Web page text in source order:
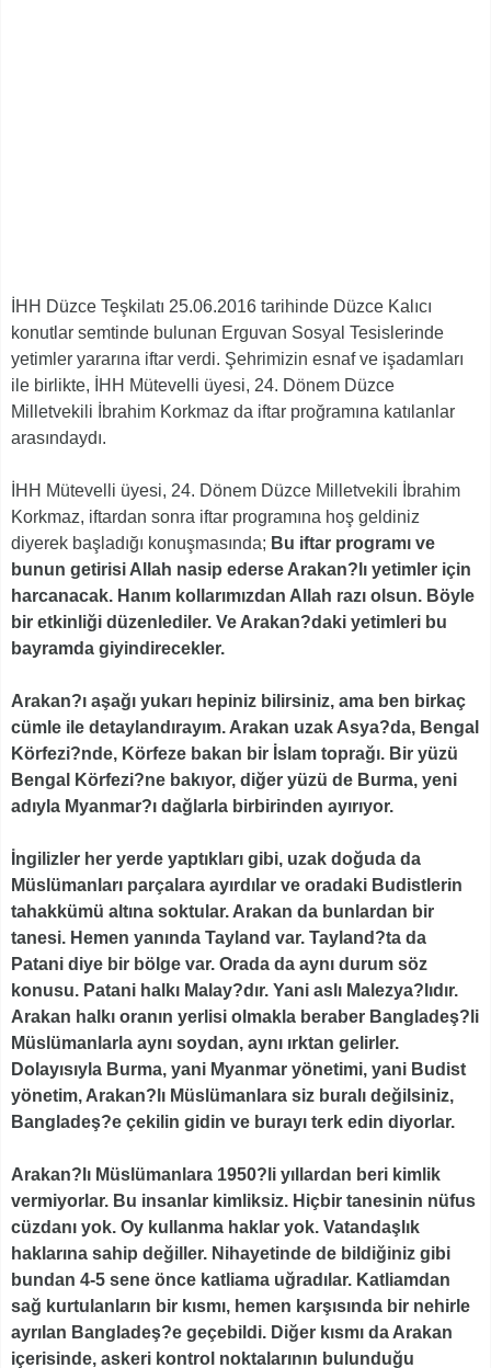
İHH Düzce Teşkilatı 25.06.2016 tarihinde Düzce Kalıcı
konutlar semtinde bulunan Erguvan Sosyal Tesislerinde
yetimler yararına iftar verdi. Şehrimizin esnaf ve işadamları
ile birlikte, İHH Mütevelli üyesi, 24. Dönem Düzce
Milletvekili İbrahim Korkmaz da iftar proğramına katılanlar
arasındaydı.
İHH Mütevelli üyesi, 24. Dönem Düzce Milletvekili İbrahim
Korkmaz, iftardan sonra iftar programına hoş geldiniz
diyerek başladığı konuşmasında; Bu iftar programı ve
bunun getirisi Allah nasip ederse Arakan?lı yetimler için
harcanacak. Hanım kollarımızdan Allah razı olsun. Böyle
bir etkinliği düzenlediler. Ve Arakan?daki yetimleri bu
bayramda giyindirecekler.
Arakan?ı aşağı yukarı hepiniz bilirsiniz, ama ben birkaç
cümle ile detaylandırayım. Arakan uzak Asya?da, Bengal
Körfezi?nde, Körfeze bakan bir İslam toprağı. Bir yüzü
Bengal Körfezi?ne bakıyor, diğer yüzü de Burma, yeni
adıyla Myanmar?ı dağlarla birbirinden ayırıyor.
İngilizler her yerde yaptıkları gibi, uzak doğuda da
Müslümanları parçalara ayırdılar ve oradaki Budistlerin
tahakkümü altına soktular. Arakan da bunlardan bir
tanesi. Hemen yanında Tayland var. Tayland?ta da
Patani diye bir bölge var. Orada da aynı durum söz
konusu. Patani halkı Malay?dır. Yani aslı Malezya?lıdır.
Arakan halkı oranın yerlisi olmakla beraber Bangladeş?li
Müslümanlarla aynı soydan, aynı ırktan gelirler.
Dolayısıyla Burma, yani Myanmar yönetimi, yani Budist
yönetim, Arakan?lı Müslümanlara siz buralı değilsiniz,
Bangladeş?e çekilin gidin ve burayı terk edin diyorlar.
Arakan?lı Müslümanlara 1950?li yıllardan beri kimlik
vermiyorlar. Bu insanlar kimliksiz. Hiçbir tanesinin nüfus
cüzdanı yok. Oy kullanma haklar yok. Vatandaşlık
haklarına sahip değiller. Nihayetinde de bildiğiniz gibi
bundan 4-5 sene önce katliama uğradılar. Katliamdan
sağ kurtulanların bir kısmı, hemen karşısında bir nehirle
ayrılan Bangladeş?e geçebildi. Diğer kısmı da Arakan
içerisinde, askeri kontrol noktalarının bulunduğu